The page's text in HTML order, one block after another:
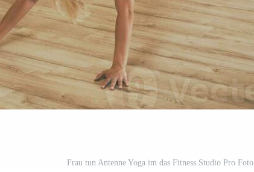
Frau tun Antenne Yoga im das Fitness Studio Pro Foto